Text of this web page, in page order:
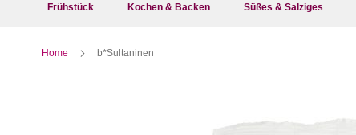
Frühstück Kochen & Backen Süßes & Salziges
Home b*Sultaninen